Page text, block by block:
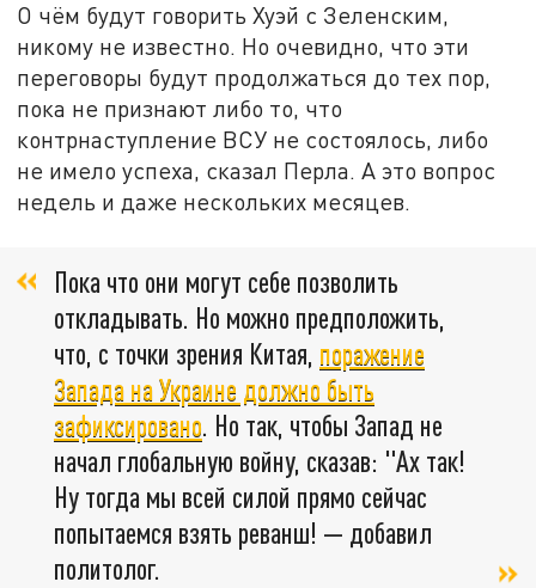
О чём будут говорить Хуэй с Зеленским,
никому не известно. Но очевидно, что эти
переговоры будут продолжаться до тех пор,
пока не признают либо то, что
контрнаступление ВСУ не состоялось, либо
не имело успеха, сказал Перла. А это вопрос
недель и даже нескольких месяцев.
Пока что они могут себе позволить
откладывать. Но можно предположить,
что, с точки зрения Китая, поражение
Запада на Украине должно быть
зафиксировано. Но так, чтобы Запад не
начал глобальную войну, сказав: "Ах так!
Ну тогда мы всей силой прямо сейчас
попытаемся взять реванш! — добавил
политолог.